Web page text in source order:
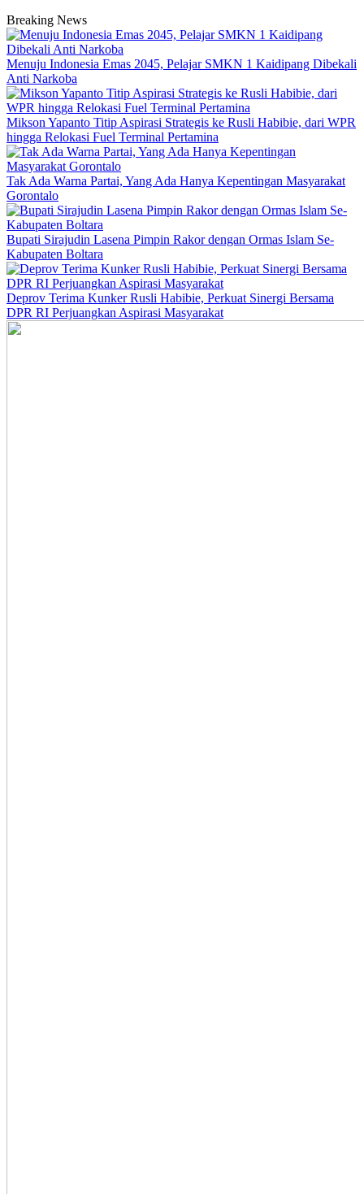
Breaking News
Menuju Indonesia Emas 2045, Pelajar SMKN 1 Kaidipang Dibekali
Anti Narkoba
Mikson Yapanto Titip Aspirasi Strategis ke Rusli Habibie, dari WPR
hingga Relokasi Fuel Terminal Pertamina
Tak Ada Warna Partai, Yang Ada Hanya Kepentingan Masyarakat
Gorontalo
Bupati Sirajudin Lasena Pimpin Rakor dengan Ormas Islam Se-
Kabupaten Boltara
Deprov Terima Kunker Rusli Habibie, Perkuat Sinergi Bersama
DPR RI Perjuangkan Aspirasi Masyarakat